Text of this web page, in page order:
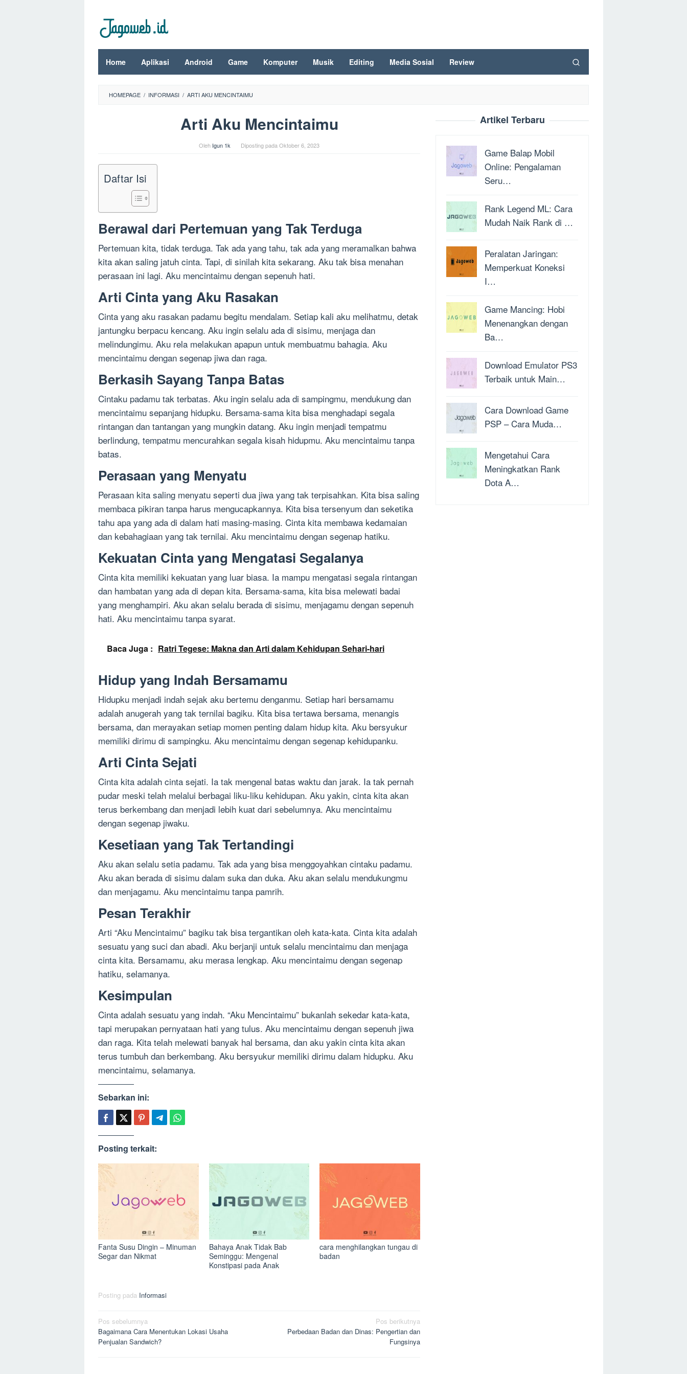
konten
Home Aplikasi Android Game Komputer Musik Editing Media Sosial Review
HOMEPAGE / INFORMASI / ARTI AKU MENCINTAIMU
Arti Aku Mencintaimu
Oleh Igun 1k Diposting pada Oktober 6, 2023
Daftar Isi
Berawal dari Pertemuan yang Tak Terduga
Pertemuan kita, tidak terduga. Tak ada yang tahu, tak ada yang meramalkan bahwa
kita akan saling jatuh cinta. Tapi, di sinilah kita sekarang. Aku tak bisa menahan
perasaan ini lagi. Aku mencintaimu dengan sepenuh hati.
Arti Cinta yang Aku Rasakan
Cinta yang aku rasakan padamu begitu mendalam. Setiap kali aku melihatmu, detak
jantungku berpacu kencang. Aku ingin selalu ada di sisimu, menjaga dan
melindungimu. Aku rela melakukan apapun untuk membuatmu bahagia. Aku
mencintaimu dengan segenap jiwa dan raga.
Berkasih Sayang Tanpa Batas
Cintaku padamu tak terbatas. Aku ingin selalu ada di sampingmu, mendukung dan
mencintaimu sepanjang hidupku. Bersama-sama kita bisa menghadapi segala
rintangan dan tantangan yang mungkin datang. Aku ingin menjadi tempatmu
berlindung, tempatmu mencurahkan segala kisah hidupmu. Aku mencintaimu tanpa
batas.
Perasaan yang Menyatu
Perasaan kita saling menyatu seperti dua jiwa yang tak terpisahkan. Kita bisa saling
membaca pikiran tanpa harus mengucapkannya. Kita bisa tersenyum dan seketika
tahu apa yang ada di dalam hati masing-masing. Cinta kita membawa kedamaian
dan kebahagiaan yang tak ternilai. Aku mencintaimu dengan segenap hatiku.
Kekuatan Cinta yang Mengatasi Segalanya
Cinta kita memiliki kekuatan yang luar biasa. Ia mampu mengatasi segala rintangan
dan hambatan yang ada di depan kita. Bersama-sama, kita bisa melewati badai
yang menghampiri. Aku akan selalu berada di sisimu, menjagamu dengan sepenuh
hati. Aku mencintaimu tanpa syarat.
Baca Juga : Ratri Tegese: Makna dan Arti dalam Kehidupan Sehari-hari
Hidup yang Indah Bersamamu
Hidupku menjadi indah sejak aku bertemu denganmu. Setiap hari bersamamu
adalah anugerah yang tak ternilai bagiku. Kita bisa tertawa bersama, menangis
bersama, dan merayakan setiap momen penting dalam hidup kita. Aku bersyukur
memiliki dirimu di sampingku. Aku mencintaimu dengan segenap kehidupanku.
Arti Cinta Sejati
Cinta kita adalah cinta sejati. Ia tak mengenal batas waktu dan jarak. Ia tak pernah
pudar meski telah melalui berbagai liku-liku kehidupan. Aku yakin, cinta kita akan
terus berkembang dan menjadi lebih kuat dari sebelumnya. Aku mencintaimu
dengan segenap jiwaku.
Kesetiaan yang Tak Tertandingi
Aku akan selalu setia padamu. Tak ada yang bisa menggoyahkan cintaku padamu.
Aku akan berada di sisimu dalam suka dan duka. Aku akan selalu mendukungmu
dan menjagamu. Aku mencintaimu tanpa pamrih.
Pesan Terakhir
Arti “Aku Mencintaimu” bagiku tak bisa tergantikan oleh kata-kata. Cinta kita adalah
sesuatu yang suci dan abadi. Aku berjanji untuk selalu mencintaimu dan menjaga
cinta kita. Bersamamu, aku merasa lengkap. Aku mencintaimu dengan segenap
hatiku, selamanya.
Kesimpulan
Cinta adalah sesuatu yang indah. “Aku Mencintaimu” bukanlah sekedar kata-kata,
tapi merupakan pernyataan hati yang tulus. Aku mencintaimu dengan sepenuh jiwa
dan raga. Kita telah melewati banyak hal bersama, dan aku yakin cinta kita akan
terus tumbuh dan berkembang. Aku bersyukur memiliki dirimu dalam hidupku. Aku
mencintaimu, selamanya.
Sebarkan ini:
Posting terkait:
Fanta Susu Dingin – Minuman
Segar dan Nikmat
Bahaya Anak Tidak Bab
Seminggu: Mengenal
Konstipasi pada Anak
cara menghilangkan tungau di
badan
Posting pada Informasi
Navigasi
pos
Pos sebelumnya
Bagaimana Cara Menentukan Lokasi Usaha
Penjualan Sandwich?
Pos berikutnya
Perbedaan Badan dan Dinas: Pengertian dan
Fungsinya
Artikel Terbaru
Game Balap Mobil
Online: Pengalaman
Seru…
Rank Legend ML: Cara
Mudah Naik Rank di …
Peralatan Jaringan:
Memperkuat Koneksi
I…
Game Mancing: Hobi
Menenangkan dengan
Ba…
Download Emulator PS3
Terbaik untuk Main…
Cara Download Game
PSP – Cara Muda…
Mengetahui Cara
Meningkatkan Rank
Dota A…